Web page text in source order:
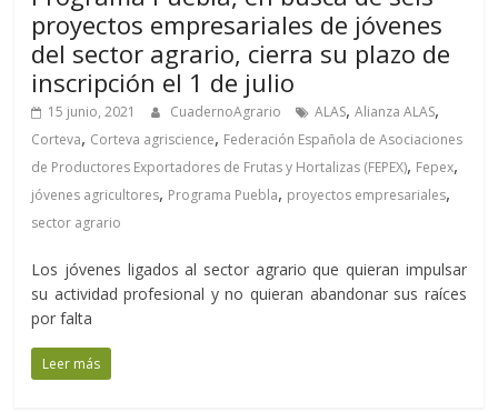
proyectos empresariales de jóvenes
del sector agrario, cierra su plazo de
inscripción el 1 de julio
15 junio, 2021 CuadernoAgrario ALAS,Alianza ALAS,
Corteva, Corteva agriscience, Federación Española de Asociaciones
de Productores Exportadores de Frutas y Hortalizas (FEPEX), Fepex,
jóvenes agricultores, Programa Puebla, proyectos empresariales,
sector agrario
Los jóvenes ligados al sector agrario que quieran impulsar
su actividad profesional y no quieran abandonar sus raíces
por falta
Leer más